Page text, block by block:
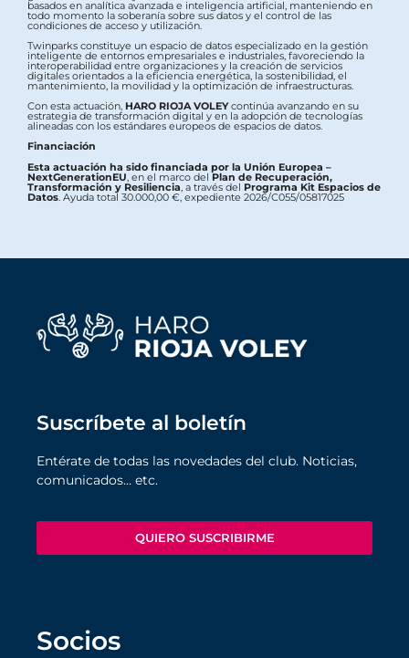
basados en analítica avanzada e inteligencia artificial, manteniendo en
todo momento la soberanía sobre sus datos y el control de las
condiciones de acceso y utilización.
Twinparks constituye un espacio de datos especializado en la gestión
inteligente de entornos empresariales e industriales, favoreciendo la
interoperabilidad entre organizaciones y la creación de servicios
digitales orientados a la eficiencia energética, la sostenibilidad, el
mantenimiento, la movilidad y la optimización de infraestructuras.
Con esta actuación, HARO RIOJA VOLEYcontinúa avanzando en su
estrategia de transformación digital y en la adopción de tecnologías
alineadas con los estándares europeos de espacios de datos.
Financiación
Esta actuación ha sido financiada por la Unión Europea –
NextGenerationEU , en el marco delPlan de Recuperación,
Transformación y Resiliencia , a través del Programa Kit Espacios de
Datos . Ayuda total 30.000,00 €, expediente 2026/C055/05817025
Suscríbete al boletín
Entérate de todas las novedades del club. Noticias,
comunicados… etc.
QUIERO SUSCRIBIRME
Socios